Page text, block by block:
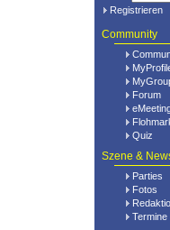
Registrieren
Community
Forum
Quiz
Szene &
Parties
Fotos
Termine